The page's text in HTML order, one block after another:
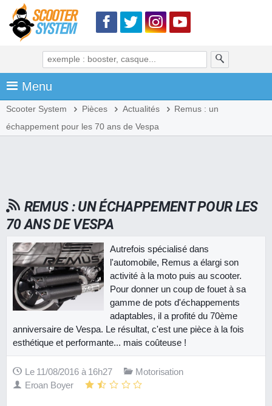
Menu
Scooter System Pièces Actualités
Remus : un
échappement pour les 70 ans de Vespa
REMUS : UN ÉCHAPPEMENT POUR LES
70 ANS DE VESPA
Autrefois spécialisé dans
l'automobile, Remus a élargi son
activité à la moto puis au scooter.
Pour donner un coup de fouet à sa
gamme de pots d'échappements
adaptables, il a profité du 70ème
anniversaire de Vespa. Le résultat, c'est une pièce à la fois
esthétique et performante... mais coûteuse !
Le 11/08/2016 à 16h27
Motorisation
Eroan Boyer